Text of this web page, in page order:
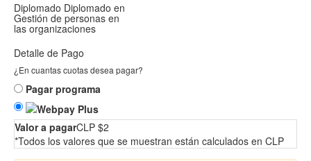
Diplomado Diplomado en
Gestión de personas en
las organizaciones
Detalle de Pago
¿En cuantas cuotas desea pagar?
Pagar programa
Valor a pagarCLP $2
*Todos los valores que se muestran están calculados en CLP